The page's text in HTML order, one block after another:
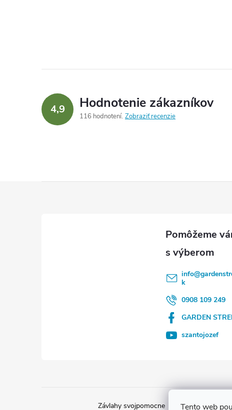
Tento web
4,9 Hodnotenie zákazníkov
116 hodnotení Zobraziť recenzie
info@
k
0908 109 249
GARDEN
szantojozef
Závlahy svojpomocne Návody na